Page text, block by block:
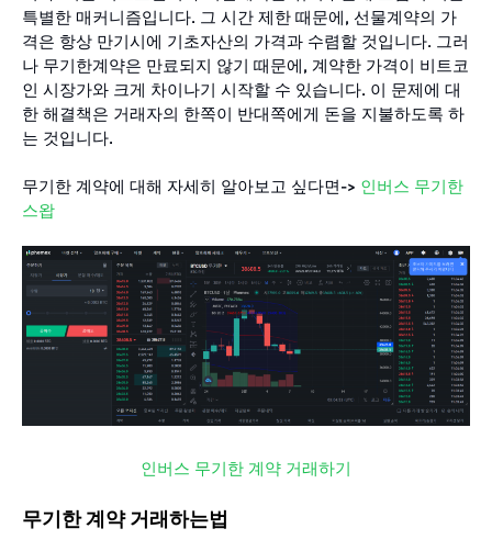
특별한 매커니즘입니다. 그 시간 제한 때문에, 선물계약의 가
격은 항상 만기시에 기초자산의 가격과 수렴할 것입니다. 그러
나 무기한계약은 만료되지 않기 때문에, 계약한 가격이 비트코
인 시장가와 크게 차이나기 시작할 수 있습니다. 이 문제에 대
한 해결책은 거래자의 한쪽이 반대쪽에게 돈을 지불하도록 하
는 것입니다.
무기한 계약에 대해 자세히 알아보고 싶다면-> 인버스 무기한
스왑
인버스 무기한 계약 거래하기
무기한 계약 거래하는법